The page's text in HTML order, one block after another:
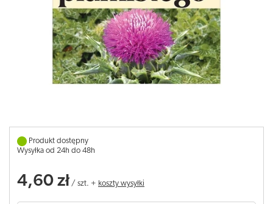
Produkt dostępny
Wysyłka od 24h do 48h
4,60 zł / szt. + koszty wysyłki